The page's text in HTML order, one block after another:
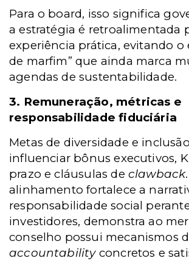
Para o board, isso significa
a estratégia é retroalimentada
experiência prática, evitando o
de marfim” que ainda marca
agendas de sustentabilidade.
3. Remuneração, métricas e
responsabilidade fiduciária
Metas de diversidade e
influenciar bônus executivos,
prazo e cláusulas de clawback
alinhamento fortalece a
responsabilidade social
investidores, demonstra ao
conselho possui mecanismos
accountabilityconcretos e